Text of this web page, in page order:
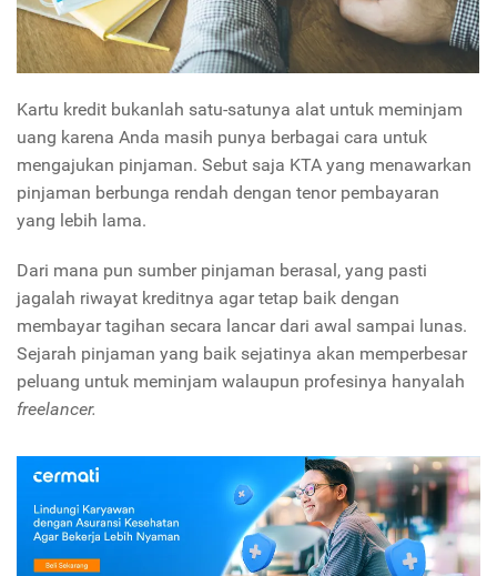
Kartu kredit bukanlah satu-satunya alat untuk meminjam
uang karena Anda masih punya berbagai cara untuk
mengajukan pinjaman. Sebut saja KTA yang menawarkan
pinjaman berbunga rendah dengan tenor pembayaran
yang lebih lama.
Dari mana pun sumber pinjaman berasal, yang pasti
jagalah riwayat kreditnya agar tetap baik dengan
membayar tagihan secara lancar dari awal sampai lunas.
Sejarah pinjaman yang baik sejatinya akan memperbesar
peluang untuk meminjam walaupun profesinya hanyalah
freelancer.